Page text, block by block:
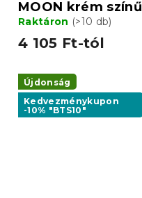
MOON krém színű
Raktáron (>10 db)
4 105 Ft-tól
Újdonság
Kedvezménykupon
-10% "BTS10"